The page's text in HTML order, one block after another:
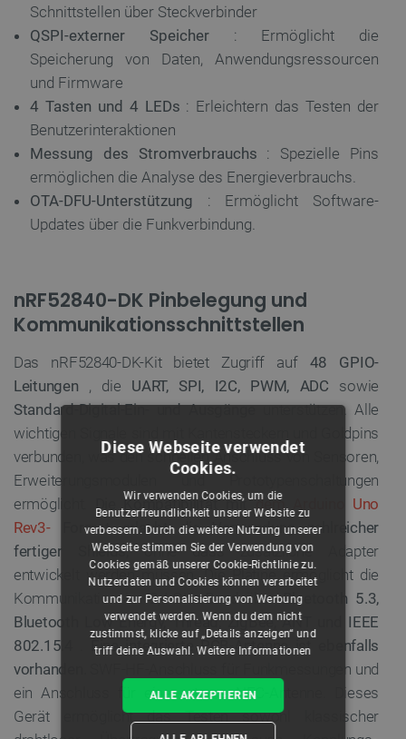
Schnittstellen über Steckverbinder
QSPI-externer Speicher: Ermöglicht die
Speicherung von Daten, Anwendungsressourcen
und Firmware
4 Tasten und 4 LEDs : Erleichtern das Testen der
Benutzerinteraktionen
Messung des Stromverbrauchs : Spezielle Pins
ermöglichen die Analyse des Energieverbrauchs.
OTA-DFU-Unterstützung : Ermöglicht Software-
Updates über die Funkverbindung.
nRF52840-DK Pinbelegung und
Kommunikationsschnittstellen
Das nRF52840-DK-Kit bietet Zugriff auf 48 GPIO-
Leitungen , die UART, SPI, I2C, PWM, ADC sowie
Standard-Digital-Ein- und Ausgängeunterstützen. Alle
wichtigen Signale sind mit Kantensteckern und Goldpins
verbunden, was den schnellen Anschluss von Sensoren,
Erweiterungsmodulen und Prototypenschaltungen
ermöglicht. Die Kompatibilität mitdem Arduino Uno
Rev3-Format erlaubt die Verwendung zahlreicher
fertiger Shields,ohne dass zusätzliche Adapter
entwickelt werden müssen. Die Platine ermöglicht die
Kommunikation im 2,4-GHz-Band überBluetooth 5.3,
Bluetooth Low Energy, Thread, ZigBee, ANT und IEEE
802.15.4
Eine integrierte PCB-Antenne ist ebenfalls
vorhanden.
SWF-HF-Anschluss für Funkmessungen und
ein Anschluss für eine externe NFC-Antenne. Dieses
Gerät ermöglicht das Testen sowohl klassischer
Diese Webseite verwendet
Cookies.
Wir verwenden Cookies, um die
Benutzerfreundlichkeit unserer Website zu
verbessern. Durch die weitere Nutzung unserer
Webseite stimmen Sie der Verwendung von
Cookies gemäß unserer Cookie-Richtlinie zu.
Nutzerdaten und Cookies können verarbeitet
und zur Personalisierung von Werbung
verwendet werden. Wenn du dem nicht
zustimmst, klicke auf „Details anzeigen“ und
triff deine Auswahl.Weitere Informationen
ALLE AKZEPTIEREN